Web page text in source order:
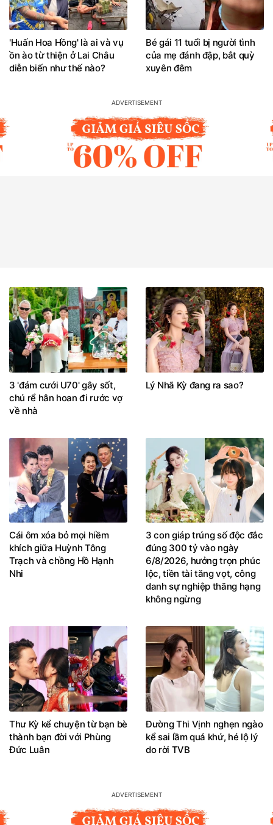
'Huấn Hoa Hồng' là ai và vụ
ồn ào từ thiện ở Lai Châu
diễn biến như thế nào?
Bé gái 11 tuổi bị người tình
của mẹ đánh đập, bắt quỳ
xuyên đêm
3 'đám cưới U70' gây sốt,
chú rể hân hoan đi rước vợ
về nhà
Lý Nhã Kỳ đang ra sao?
Cái ôm xóa bỏ mọi hiềm
khích giữa Huỳnh Tông
Trạch và chồng Hồ Hạnh
Nhi
3 con giáp trúng số độc đắc
đúng 300 tỷ vào ngày
6/8/2026, hưởng trọn phúc
lộc, tiền tài tăng vọt, công
danh sự nghiệp thăng hạng
không ngừng
Thư Kỳ kể chuyện từ bạn bè
thành bạn đời với Phùng
Đức Luân
Đường Thi Vịnh nghẹn ngào
kể sai lầm quá khứ, hé lộ lý
do rời TVB